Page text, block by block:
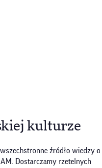
kulturze
źródło wiedzy o
Dostarczamy rzetelnych